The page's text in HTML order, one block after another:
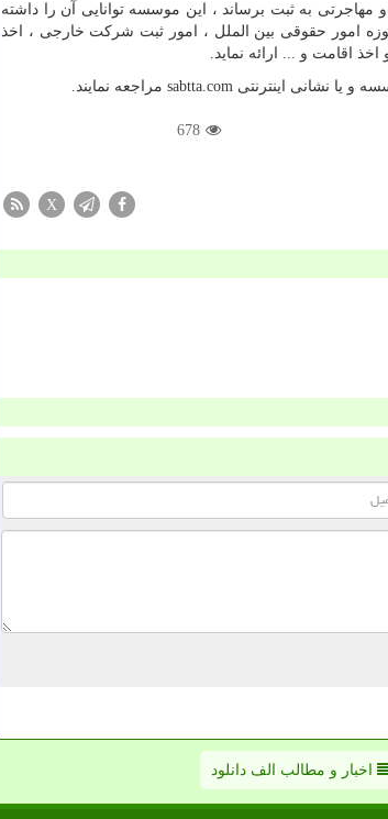
از 200 هزار پرونده ثبتی و حقوقی و مهاجرتی به ثبت برساند ، این موسسه توانایی آن را داشته
خود برترین خدمات را در حوزه امور حقوقی بین الملل ، امور ثبت شرکت خارجی ، اخذ
اقامت و ... ارائه نماید.
و یا نشانی اینترنتی sabtta.com مراجعه نمایند.
678
X
اخبار و مطالب الف دانلود